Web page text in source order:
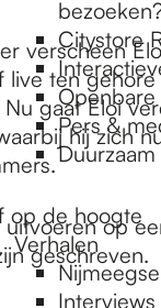
Citystore
Pers &
op de hoogte
Verhalen
Interviews
verscheen
live ten
Nu gaat Eloi
hij zich
op
geschreven.